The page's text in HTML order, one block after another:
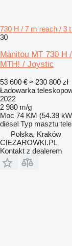
730 H / 7 m reach / 3
30
Manitou MT 730 H
MTH! / Joystic
53 600 € ≈ 230 800 zł
Ładowarka
2022
2 980 m/g
Moc 74 KM (54.39
diesel Typ masztu
Polska, Kraków
CIEZAROWKI.PL
Kontakt z dealerem